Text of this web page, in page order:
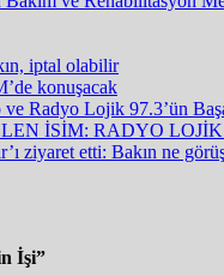
iptal olabilir
konuşacak
Radyo Lojik 97.3’ün
İSİM: RADYO LOJİK
ziyaret etti: Bakın ne
İşi”